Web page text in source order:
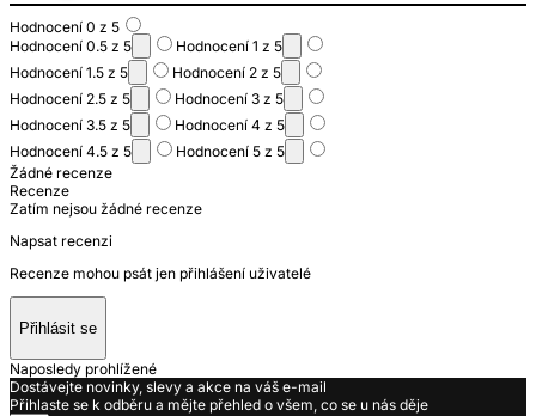
Hodnocení 0 z 5
Hodnocení 0.5 z 5
Hodnocení 1 z 5
Hodnocení 1.5 z 5
Hodnocení 2 z 5
Hodnocení 2.5 z 5
Hodnocení 3 z 5
Hodnocení 3.5 z 5
Hodnocení 4 z 5
Hodnocení 4.5 z 5
Hodnocení 5 z 5
Žádné recenze
Recenze
Zatím nejsou žádné recenze
Napsat recenzi
Recenze mohou psát jen přihlášení uživatelé
Přihlásit se
Naposledy prohlížené
Dostávejte novinky, slevy a akce na váš e-mail
Přihlaste se k odběru a mějte přehled o všem, co se u nás děje